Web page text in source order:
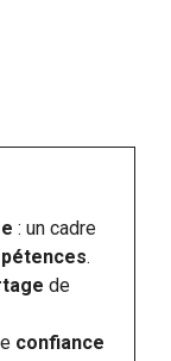
: un cadre
.
de
confiance